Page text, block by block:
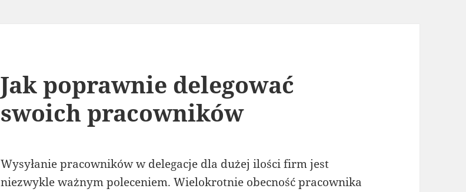
Jak poprawnie delegować
swoich pracowników
Wysyłanie pracowników w delegacje dla dużej ilości firm jest
niezwykle ważnym poleceniem. Wielokrotnie obecność pracownika